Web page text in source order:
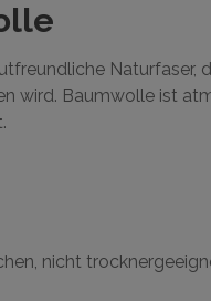
Naturfaser,
wird. Baumwolle ist
nicht